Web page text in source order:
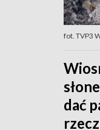
fot. TVP3
dać